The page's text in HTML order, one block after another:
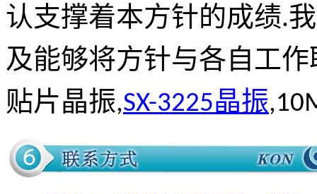
认支撑着本方针的成绩.
及能够将方针与各自工
贴片晶振,SX-3225晶振